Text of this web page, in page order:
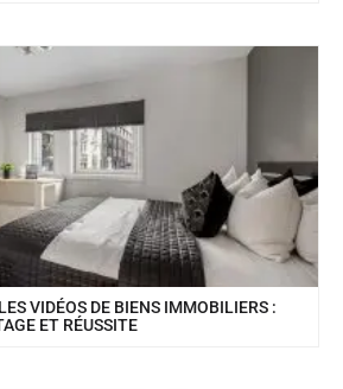
VIDÉOS DE BIENS IMMOBILIERS :
ET RÉUSSITE